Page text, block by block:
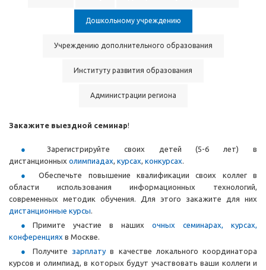
Дошкольному учреждению
Учреждению дополнительного образования
Институту развития образования
Администрации региона
Закажите выездной семинар!
Зарегистрируйте своих детей (5-6 лет) в
дистанционных олимпиадах, курсах, конкурсах.
Обеспечьте повышение квалификации своих коллег в
области использования информационных технологий,
современных методик обучения. Для этого закажите для них
дистанционные курсы.
Примите участие в наших очных семинарах, курсах,
конференциях в Москве.
Получите зарплату в качестве локального координатора
курсов и олимпиад, в которых будут участвовать ваши коллеги и